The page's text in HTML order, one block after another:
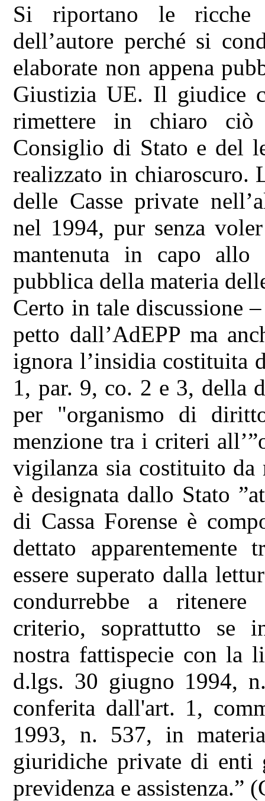
Si riportano le ricche
dell’autore perché si
elaborate non appena
Giustizia UE. Il giudice
rimettere in chiaro
Consiglio di Stato e del
realizzato in chiaroscuro.
delle Casse private
nel 1994, pur senza
mantenuta in capo
pubblica della materia
Certo in tale discussione
petto dall’AdEPP ma
ignora l’insidia costituita
1, par. 9, co. 2 e 3, della
per "organismo di
menzione tra i criteri
vigilanza sia costituito
è designata dallo Stato
di Cassa Forense è
dettato apparentemente
essere superato dalla
condurrebbe a
criterio, soprattutto se
nostra fattispecie con la
d.lgs. 30 giugno 1994,
conferita dall'art. 1,
1993, n. 537, in
giuridiche private di enti
previdenza e assistenza.”